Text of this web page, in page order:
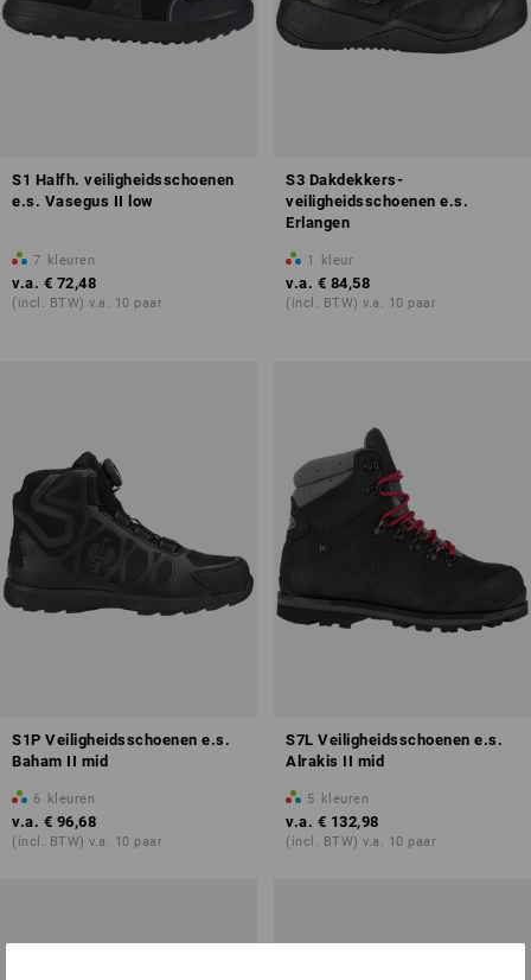
S1 Halfh. veiligheidsschoenen
e.s. Vasegus II low
7 kleuren
v.a. € 72,48
(incl. BTW) v.a. 10 paar
S3 Dakdekkers-
veiligheidsschoenen e.s.
Erlangen
1 kleur
v.a. € 84,58
(incl. BTW) v.a. 10 paar
S1P Veiligheidsschoenen e.s.
Baham II mid
6 kleuren
v.a. € 96,68
(incl. BTW) v.a. 10 paar
S7L Veiligheidsschoenen e.s.
Alrakis II mid
5 kleuren
v.a. € 132,98
(incl. BTW) v.a. 10 paar